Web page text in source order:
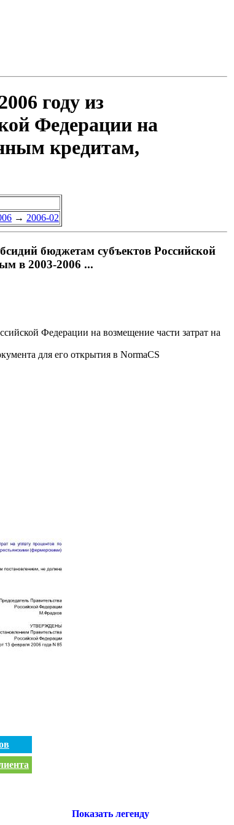
году из
Федерации на
кредитам,
→ 2006-02
бюджетам субъектов Российской
в 2003-2006 ...
Федерации на возмещение части затрат на
для его открытия в NormaCS
Показать легенду